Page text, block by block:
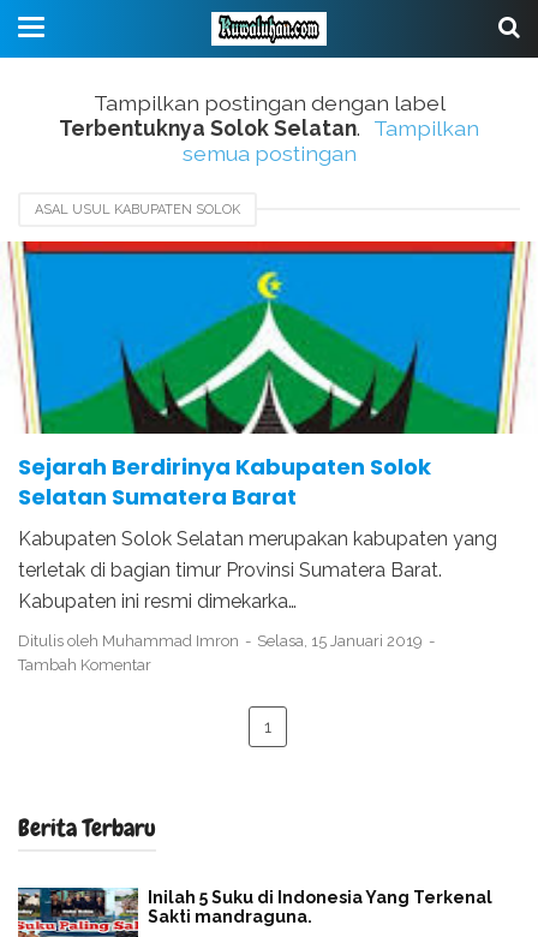
Tampilkan postingan dengan label
Terbentuknya Solok Selatan.
Tampilkan
semua postingan
ASAL USUL KABUPATEN SOLOK
ASAL USUL KABUPATEN SOLOK SELATAN AWAL MULA 50 KOTA
SEJARAH PESISIR SELATAN
TERBENTUKNYA SOLOK SELATAN
Sejarah Berdirinya Kabupaten Solok
Selatan Sumatera Barat
Kabupaten Solok Selatan merupakan kabupaten yang
terletak di bagian timur Provinsi Sumatera Barat.
Kabupaten ini resmi dimekarka…
Ditulis oleh Muhammad Imron
Selasa, 15 Januari 2019
Tambah Komentar
1
Berita Terbaru
Inilah 5 Suku di Indonesia Yang Terkenal
Sakti mandraguna.